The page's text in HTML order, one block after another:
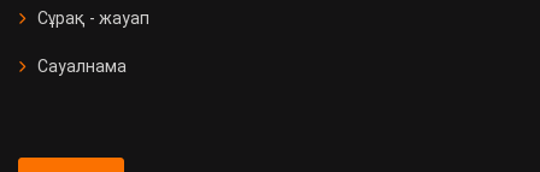
Сұрақ - жауап
Сауалнама